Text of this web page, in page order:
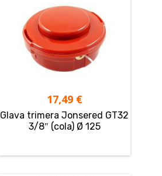
17,49 €
Glava trimera Jonsered GT32
3/8″ (cola) Ø 125